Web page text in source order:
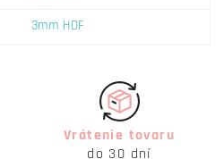
3mm HDF
Vrátenie tovaru
do 30 dní